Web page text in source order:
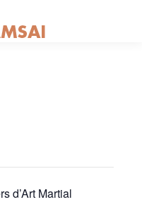
d’Art Martial